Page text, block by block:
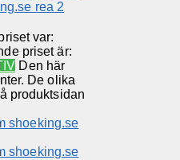
var:
priset är:
Den här
De olika
produktsidan